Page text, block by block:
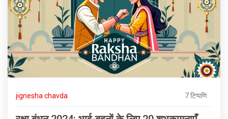
jignesha chavda 7 टिप्पणि